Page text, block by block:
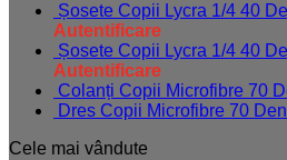
Șosete Copii Lycra 1/4 40
Autentificare
Șosete Copii Lycra 1/4 40
Autentificare
Colanți Copii Microfibre 70
Dres Copii Microfibre 70
Cele mai vândute